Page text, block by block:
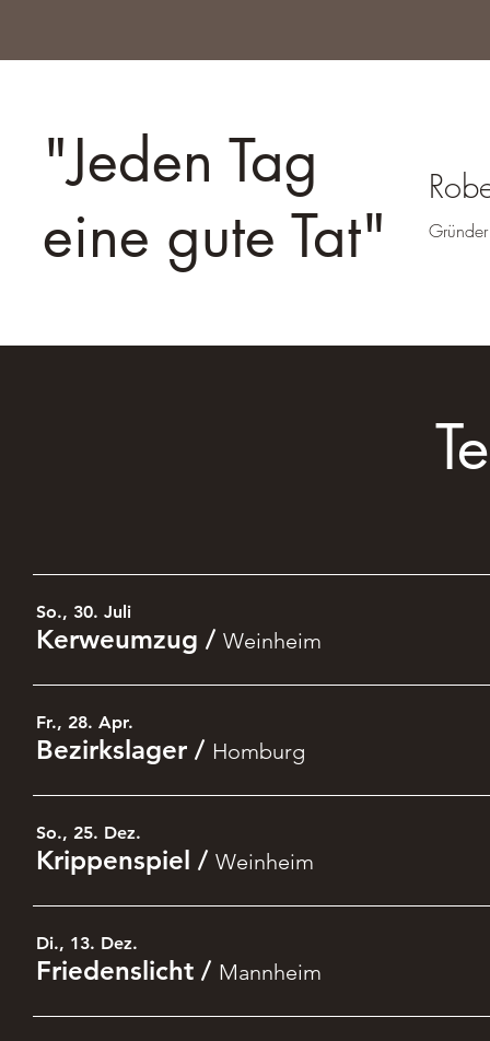
"Jeden Tag
eine gute Tat"
So., 30. Juli
Kerweumzug / Weinheim
Fr., 28. Apr.
Bezirkslager / Homburg
So., 25. Dez.
Krippenspiel / Weinheim
Di., 13. Dez.
Friedenslicht / Mannheim